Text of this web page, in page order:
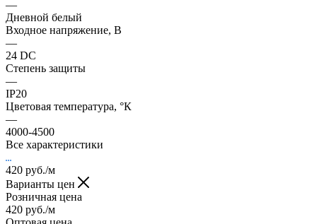
—
Дневной белый
Входное напряжение, В
—
24 DC
Степень защиты
—
IP20
Цветовая температура, °К
—
4000-4500
Все характеристики
420 руб./м
Варианты цен
Розничная цена
420 руб./м